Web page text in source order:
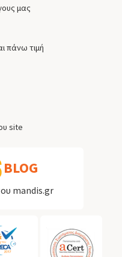
μας
πάνω τιμή
site
BLOG
mandis.gr